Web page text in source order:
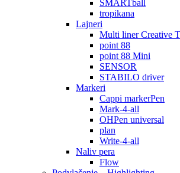
SMARTball
tropikana
Lajneri
Multi liner Creative
point 88
point 88 Mini
SENSOR
STABILO driver
Markeri
Cappi markerPen
Mark-4-all
OHPen universal
plan
Write-4-all
Naliv pera
Flow